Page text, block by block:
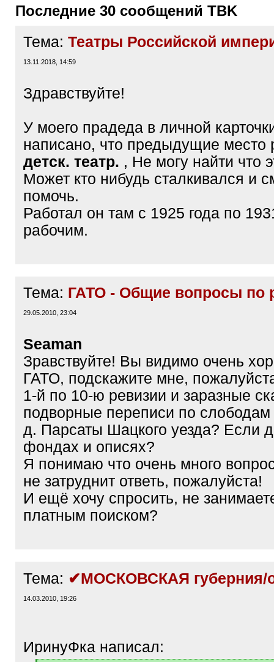
Последние 30 сообщений TBK
Тема: Театры Российской
13.11.2018, 14:59
Здравствуйте!
У моего прадеда в личной
написано, что предыдущие место
детск. театр. , Не могу найти что
Может кто нибудь сталкивался и
помочь.
Работал он там с 1925 года по
рабочим.
Тема: ГАТО - Общие вопросы по
29.05.2010, 23:04
Seaman
Зравствуйте! Вы видимо очень
ГАТО, подскажите мне,
1-й по 10-ю ревизии и заразные
подворные переписи по
д. Парсаты Шацкого уезда? Если
фондах и описях?
Я понимаю что очень много
не затруднит ответь, пожалуйста!
И ещё хочу спросить, не
платным поиском?
Тема: ✔МОСКОВСКАЯ губерния/
14.03.2010, 19:26
ИринуФка написал: